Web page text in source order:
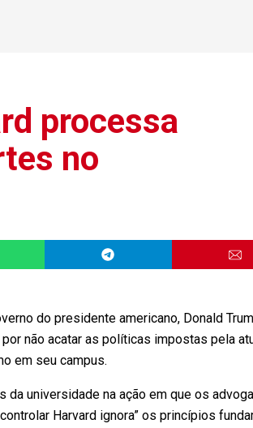
processa
no
do presidente americano, Donald
não acatar as políticas impostas pela
em seu campus.
da universidade na ação em que os
Harvard ignora” os princípios